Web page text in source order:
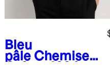
Bleu
pâle Chemise